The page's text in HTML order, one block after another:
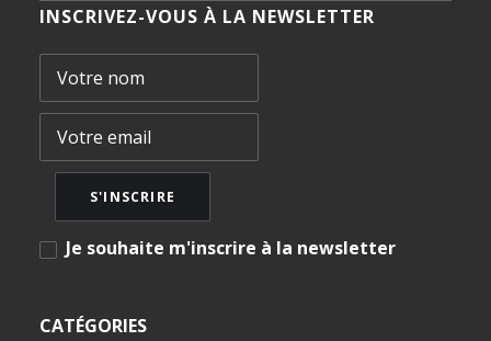
INSCRIVEZ-VOUS À LA NEWSLETTER
Je souhaite m'inscrire à la newsletter
CATÉGORIES